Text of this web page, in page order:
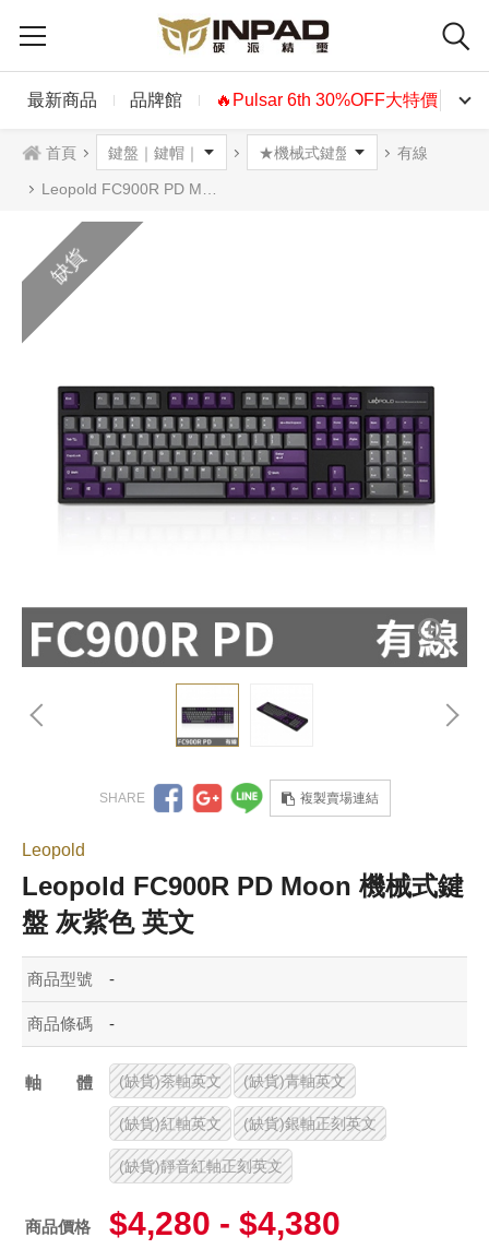
最新商品 品牌館 🔥Pulsar 6th 30%OFF大特價🔥
首頁 有線
Leopold FC900R PD Moon 機械式鍵盤 灰紫色 英文
缺貨
複製賣場連結
Leopold
Leopold FC900R PD Moon 機械式鍵
盤 灰紫色 英文
商品型號 -
商品條碼 -
軸體(缺貨)茶軸英文 (缺貨)青軸英文
(缺貨)紅軸英文 (缺貨)銀軸正刻英文
(缺貨)靜音紅軸正刻英文
商品價格 $4,280 - $4,380